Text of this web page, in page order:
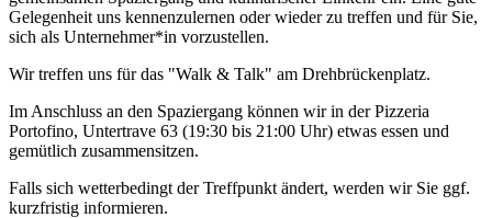
Gelegenheit uns kennenzulernen oder wieder zu treffen und für Sie,
sich als Unternehmer*in vorzustellen.
Wir treffen uns für das "Walk & Talk" am Drehbrückenplatz.
Im Anschluss an den Spaziergang können wir in der Pizzeria
Portofino, Untertrave 63 (19:30 bis 21:00 Uhr) etwas essen und
gemütlich zusammensitzen.
Falls sich wetterbedingt der Treffpunkt ändert, werden wir Sie ggf.
kurzfristig informieren.